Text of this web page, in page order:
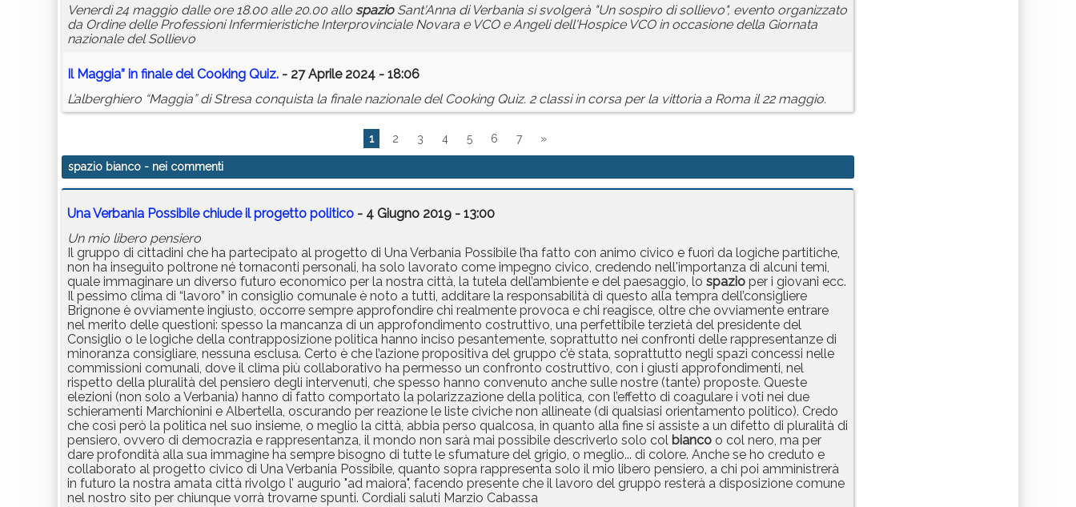
Venerdì 24 maggio dalle ore 18.00 alle 20.00 allo spazioSant'Anna di Verbania si svolgerà "Un sospiro di sollievo", evento organizzato
da Ordine delle Professioni Infermieristiche Interprovinciale Novara e VCO e Angeli dell'Hospice VCO in occasione della Giornata
nazionale del Sollievo
Il Maggia” in finale del Cooking Quiz. - 27 Aprile 2024 - 18:06
L’alberghiero “Maggia” di Stresa conquista la finale nazionale del Cooking Quiz. 2 classi in corsa per la vittoria a Roma il 22 maggio.
1 2 3 4 5 6 7 »
spazio bianco - nei commenti
Una Verbania Possibile chiude il progetto politico - 4 Giugno 2019 - 13:00
Un mio libero pensiero
Il gruppo di cittadini che ha partecipato al progetto di Una Verbania Possibile l’ha fatto con animo civico e fuori da logiche partitiche,
non ha inseguito poltrone né tornaconti personali, ha solo lavorato come impegno civico, credendo nell'importanza di alcuni temi,
quale immaginare un diverso futuro economico per la nostra città, la tutela dell’ambiente e del paesaggio, lo spazio per i giovani ecc.
Il pessimo clima di “lavoro” in consiglio comunale è noto a tutti, additare la responsabilità di questo alla tempra dell’consigliere
Brignone è ovviamente ingiusto, occorre sempre approfondire chi realmente provoca e chi reagisce, oltre che ovviamente entrare
nel merito delle questioni: spesso la mancanza di un approfondimento costruttivo, una perfettibile terzietà del presidente del
Consiglio o le logiche della contrapposizione politica hanno inciso pesantemente, soprattutto nei confronti delle rappresentanze di
minoranza consigliare, nessuna esclusa. Certo è che l’azione propositiva del gruppo c’è stata, soprattutto negli spazi concessi nelle
commissioni comunali, dove il clima più collaborativo ha permesso un confronto costruttivo, con i giusti approfondimenti, nel
rispetto della pluralità del pensiero degli intervenuti, che spesso hanno convenuto anche sulle nostre (tante) proposte. Queste
elezioni (non solo a Verbania) hanno di fatto comportato la polarizzazione della politica, con l’effetto di coagulare i voti nei due
schieramenti Marchionini e Albertella, oscurando per reazione le liste civiche non allineate (di qualsiasi orientamento politico). Credo
che così però la politica nel suo insieme, o meglio la città, abbia perso qualcosa, in quanto alla fine si assiste a un difetto di pluralità di
pensiero, ovvero di democrazia e rappresentanza, il mondo non sarà mai possibile descriverlo solo col bianco o col nero, ma per
dare profondità alla sua immagine ha sempre bisogno di tutte le sfumature del grigio, o meglio... di colore. Anche se ho creduto e
collaborato al progetto civico di Una Verbania Possibile, quanto sopra rappresenta solo il mio libero pensiero, a chi poi amministrerà
in futuro la nostra amata città rivolgo l’ augurio "ad maiora", facendo presente che il lavoro del gruppo resterà a disposizione comune
nel nostro sito per chiunque vorrà trovarne spunti. Cordiali saluti Marzio Cabassa